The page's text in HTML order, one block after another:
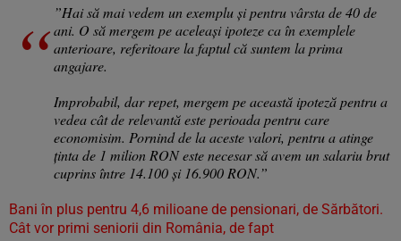
”Hai să mai vedem un exemplu și pentru vârsta de 40 de
ani. O să mergem pe aceleași ipoteze ca în exemplele
anterioare, referitoare la faptul că suntem la prima
angajare.
Improbabil, dar repet, mergem pe această ipoteză pentru a
vedea cât de relevantă este perioada pentru care
economisim. Pornind de la aceste valori, pentru a atinge
ținta de 1 milion RON este necesar să avem un salariu brut
cuprins între 14.100 și 16.900 RON.”
Bani în plus pentru 4,6 milioane de pensionari, de Sărbători.
Cât vor primi seniorii din România, de fapt